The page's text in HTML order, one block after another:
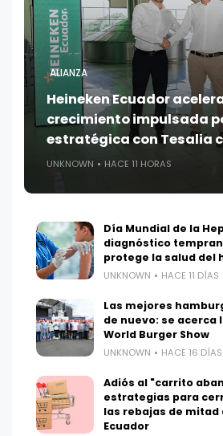
ALIANZA
Heineken Ecuador
crecimiento impulsada
estratégica con Tesalia
UNKNOWN HACE 11 HORAS
Día Mundial de la
diagnóstico
protege la salud del
UNKNOWN HACE 11 DÍAS
Las mejores
de nuevo: se acerca
World Burger Show
UNKNOWN HACE 16 DÍAS
Adiós al "carrito
estrategias para
las rebajas de mitad
Ecuador